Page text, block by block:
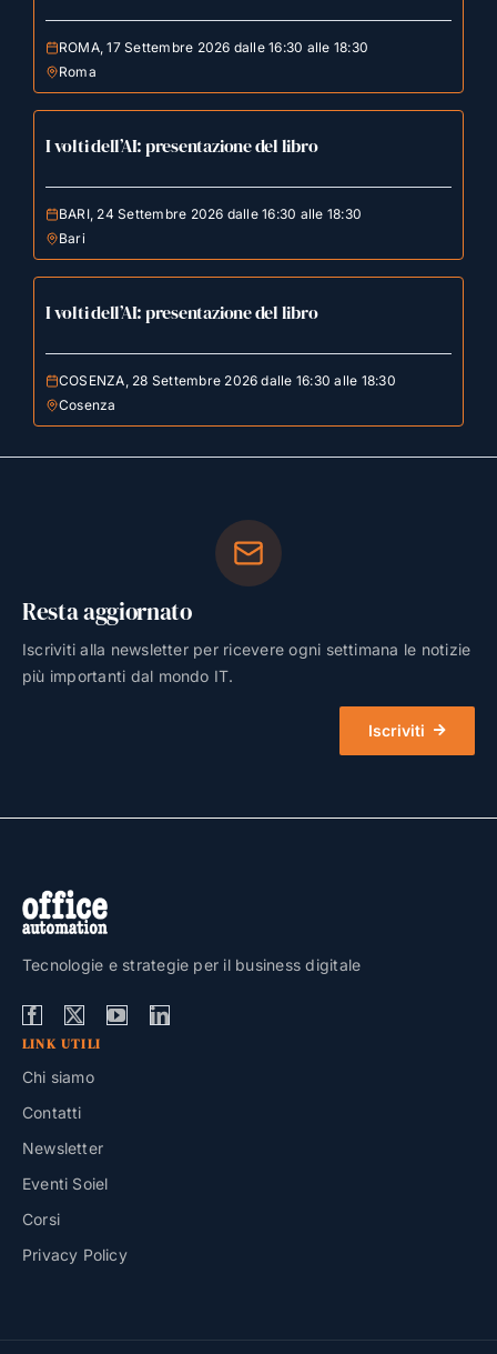
ROMA, 17 Settembre 2026 dalle 16:30 alle 18:30
Roma
I volti dell’AI: presentazione del libro
BARI, 24 Settembre 2026 dalle 16:30 alle 18:30
Bari
I volti dell’AI: presentazione del libro
COSENZA, 28 Settembre 2026 dalle 16:30 alle 18:30
Cosenza
Resta aggiornato
Iscriviti alla newsletter per ricevere ogni settimana le notizie
più importanti dal mondo IT.
Iscriviti
Tecnologie e strategie per il business digitale
LINK UTILI
Chi siamo
Contatti
Newsletter
Eventi Soiel
Corsi
Privacy Policy